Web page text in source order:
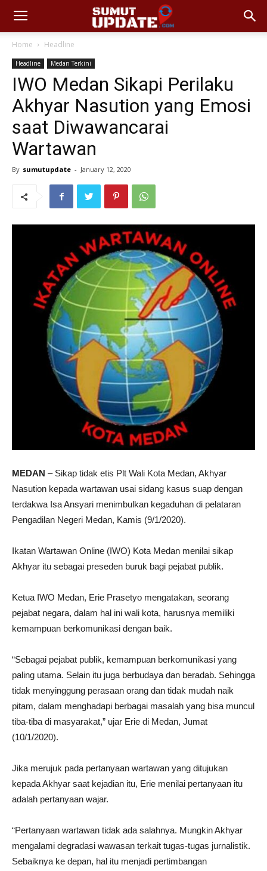
Home Headline
Headline Medan Terkini
IWO Medan Sikapi Perilaku
Akhyar Nasution yang Emosi
saat Diwawancarai
Wartawan
By sumutupdate - January 12, 2020
MEDAN – Sikap tidak etis Plt Wali Kota Medan, Akhyar
Nasution kepada wartawan usai sidang kasus suap dengan
terdakwa Isa Ansyari menimbulkan kegaduhan di pelataran
Pengadilan Negeri Medan, Kamis (9/1/2020).
Ikatan Wartawan Online (IWO) Kota Medan menilai sikap
Akhyar itu sebagai preseden buruk bagi pejabat publik.
Ketua IWO Medan, Erie Prasetyo mengatakan, seorang
pejabat negara, dalam hal ini wali kota, harusnya memiliki
kemampuan berkomunikasi dengan baik.
“Sebagai pejabat publik, kemampuan berkomunikasi yang
paling utama. Selain itu juga berbudaya dan beradab. Sehingga
tidak menyinggung perasaan orang dan tidak mudah naik
pitam, dalam menghadapi berbagai masalah yang bisa muncul
tiba-tiba di masyarakat,” ujar Erie di Medan, Jumat
(10/1/2020).
Jika merujuk pada pertanyaan wartawan yang ditujukan
kepada Akhyar saat kejadian itu, Erie menilai pertanyaan itu
adalah pertanyaan wajar.
“Pertanyaan wartawan tidak ada salahnya. Mungkin Akhyar
mengalami degradasi wawasan terkait tugas-tugas jurnalistik.
Sebaiknya ke depan, hal itu menjadi pertimbangan